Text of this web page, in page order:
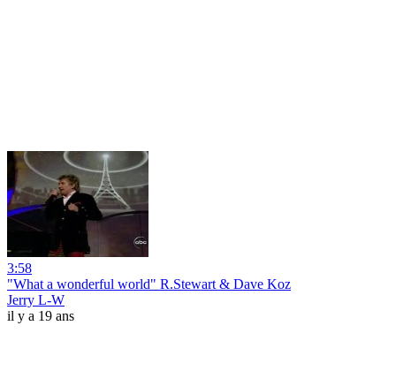
3:58
"What a wonderful world" R.Stewart & Dave Koz
Jerry L-W
il y a 19 ans